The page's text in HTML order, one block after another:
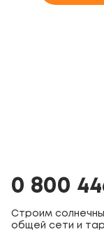
0 800
Строим
общей сети и